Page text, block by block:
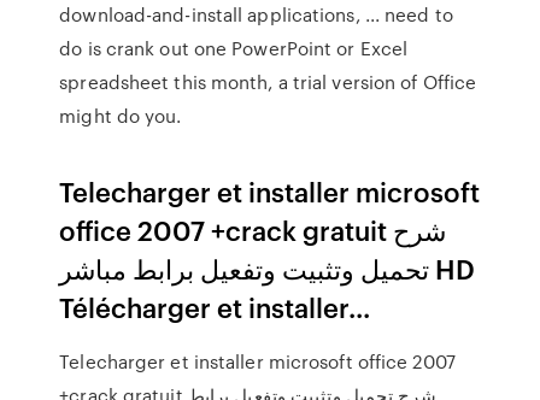
download-and-install applications, ... need to
do is crank out one PowerPoint or Excel
spreadsheet this month, a trial version of Office
might do you.
Telecharger et installer microsoft
office 2007 +crack gratuit شرح
تحميل وتثبيت وتفعيل برابط مباشر HD
Télécharger et installer...
Telecharger et installer microsoft office 2007
+crack gratuit شرح تحميل وتثبيت وتفعيل برابط